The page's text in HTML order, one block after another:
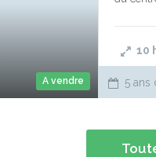
A vendre
10
5 ans